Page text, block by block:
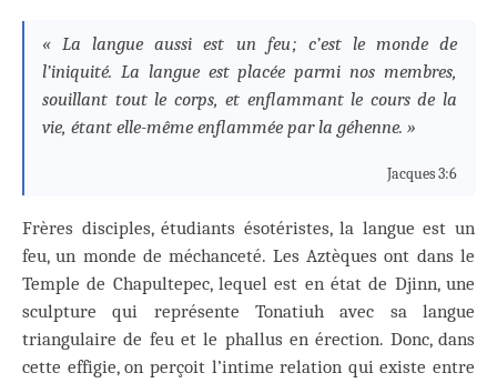
« La langue aussi est un feu ; c’est le monde de
l’iniquité. La langue est placée parmi nos membres,
souillant tout le corps, et enflammant le cours de la
vie, étant elle-même enflammée par la géhenne. »
Jacques 3:6
Frères disciples, étudiants ésotéristes, la langue est un
feu, un monde de méchanceté. Les Aztèques ont dans le
Temple de Chapultepec, lequel est en état de Djinn, une
sculpture qui représente Tonatiuh avec sa langue
triangulaire de feu et le phallus en érection. Donc, dans
cette effigie, on perçoit l’intime relation qui existe entre